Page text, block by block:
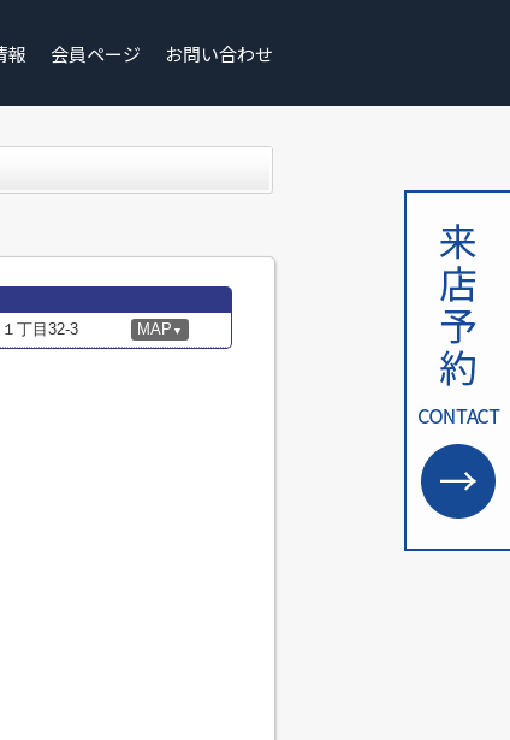
報 会員ページ お問い合わせ
丁目32-3 MAP ▼